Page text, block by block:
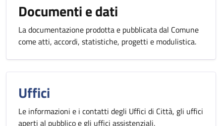
Documenti e dati
La documentazione prodotta e pubblicata dal Comune
come atti, accordi, statistiche, progetti e modulistica.
Uffici
Le informazioni e i contatti degli Uffici di Città, gli uffici
aperti al pubblico e gli uffici assistenziali.